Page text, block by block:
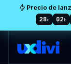
Precio de
28d 02h